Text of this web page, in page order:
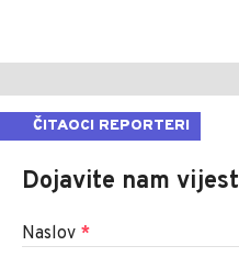
ČITAOCI REPORTERI
Dojavite nam vijest
Naslov *